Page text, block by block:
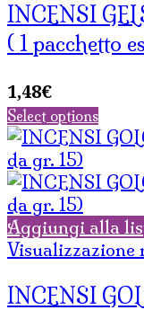
INCENSI
( 1 pacchetto
1,48€
Select options
Aggiungi alla
Visualizzazione
INCENSI